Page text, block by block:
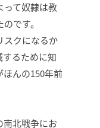
って奴隸は教
です。
スクになるか
するために知
んの150年前
南北戦争にお